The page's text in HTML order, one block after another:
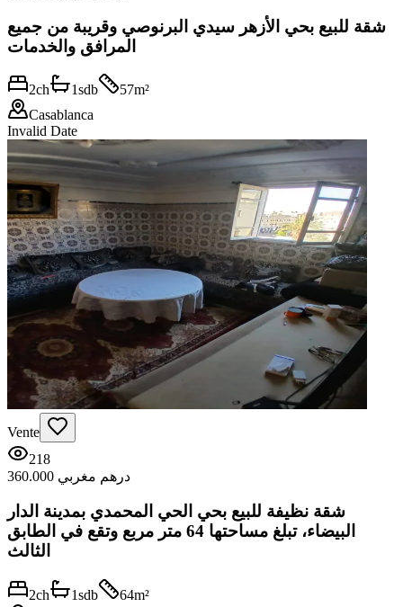
شقة للبيع بحي الأزهر سيدي البرنوصي وقريبة من جميع
المرافق والخدمات
2ch 1sdb 57m²
Casablanca
Invalid Date
Vente
218
360.000 درهم مغربي
شقة نظيفة للبيع بحي الحي المحمدي بمدينة الدار
البيضاء، تبلغ مساحتها 64 متر مربع وتقع في الطابق
الثالث
2ch 1sdb 64m²